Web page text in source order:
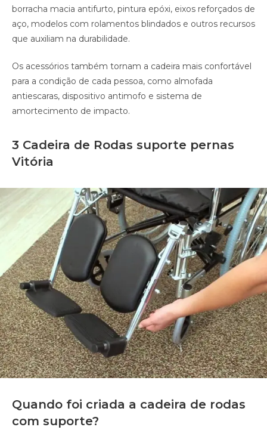
borracha macia antifurto, pintura epóxi, eixos reforçados de
aço, modelos com rolamentos blindados e outros recursos
que auxiliam na durabilidade.
Os acessórios também tornam a cadeira mais confortável
para a condição de cada pessoa, como almofada
antiescaras, dispositivo antimofo e sistema de
amortecimento de impacto.
3 Cadeira de Rodas suporte pernas
Vitória
Quando foi criada a cadeira de rodas
com suporte?